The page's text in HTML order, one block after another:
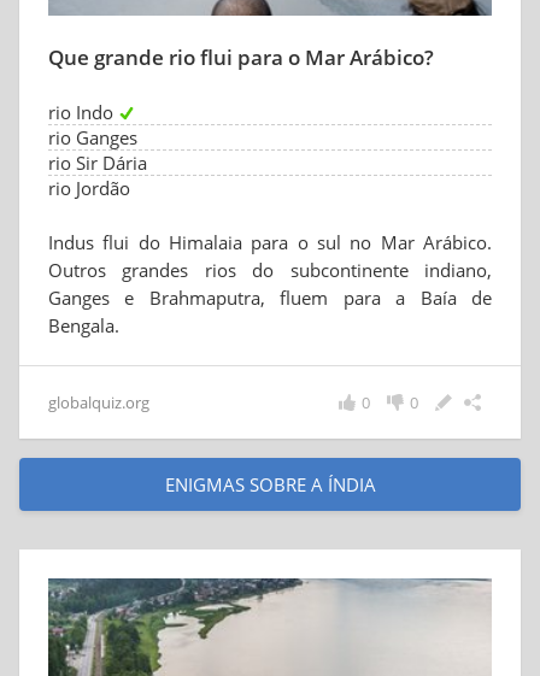
Que grande rio flui para o Mar Arábico?
rio Indo
rio Ganges
rio Sir Dária
rio Jordão
Indus flui do Himalaia para o sul no Mar Arábico.
Outros grandes rios do subcontinente indiano,
Ganges e Brahmaputra, fluem para a Baía de
Bengala.
globalquiz.org 0
0
ENIGMAS SOBRE A ÍNDIA